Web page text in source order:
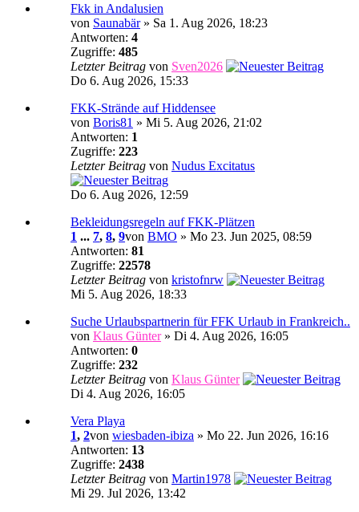
Fkk in Andalusien
von Saunabär» Sa 1. Aug 2026, 18:23
Antworten: 4
Zugriffe: 485
Letzter Beitrag von Sven2026
Do 6. Aug 2026, 15:33
FKK-Strände auf Hiddensee
von Boris81 » Mi 5. Aug 2026, 21:02
Antworten: 1
Zugriffe: 223
Letzter Beitrag von Nudus Excitatus
Do 6. Aug 2026, 12:59
Bekleidungsregeln auf FKK-Plätzen
1 ... 7, 8, 9von BMO » Mo 23. Jun 2025, 08:59
Antworten: 81
Zugriffe: 22578
Letzter Beitrag von kristofnrw
Mi 5. Aug 2026, 18:33
Suche Urlaubspartnerin für FFK Urlaub in Frankreich..
von Klaus Günter» Di 4. Aug 2026, 16:05
Antworten: 0
Zugriffe: 232
Letzter Beitrag von Klaus Günter
Di 4. Aug 2026, 16:05
Vera Playa
1, 2von wiesbaden-ibiza » Mo 22. Jun 2026, 16:16
Antworten: 13
Zugriffe: 2438
Letzter Beitrag von Martin1978
Mi 29. Jul 2026, 13:42